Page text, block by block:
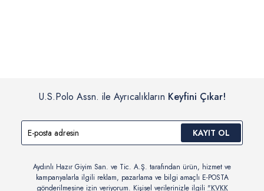
U.S.Polo Assn. ile Ayrıcalıkların Keyfini Çıkar!
KAYIT OL
Aydınlı Hazır Giyim San. ve Tic. A.Ş. tarafından ürün, hizmet ve
kampanyalarla ilgili reklam, pazarlama ve bilgi amaçlı E-POSTA
gönderilmesine izin veriyorum. Kişisel verilerinizle ilgili "KVKK